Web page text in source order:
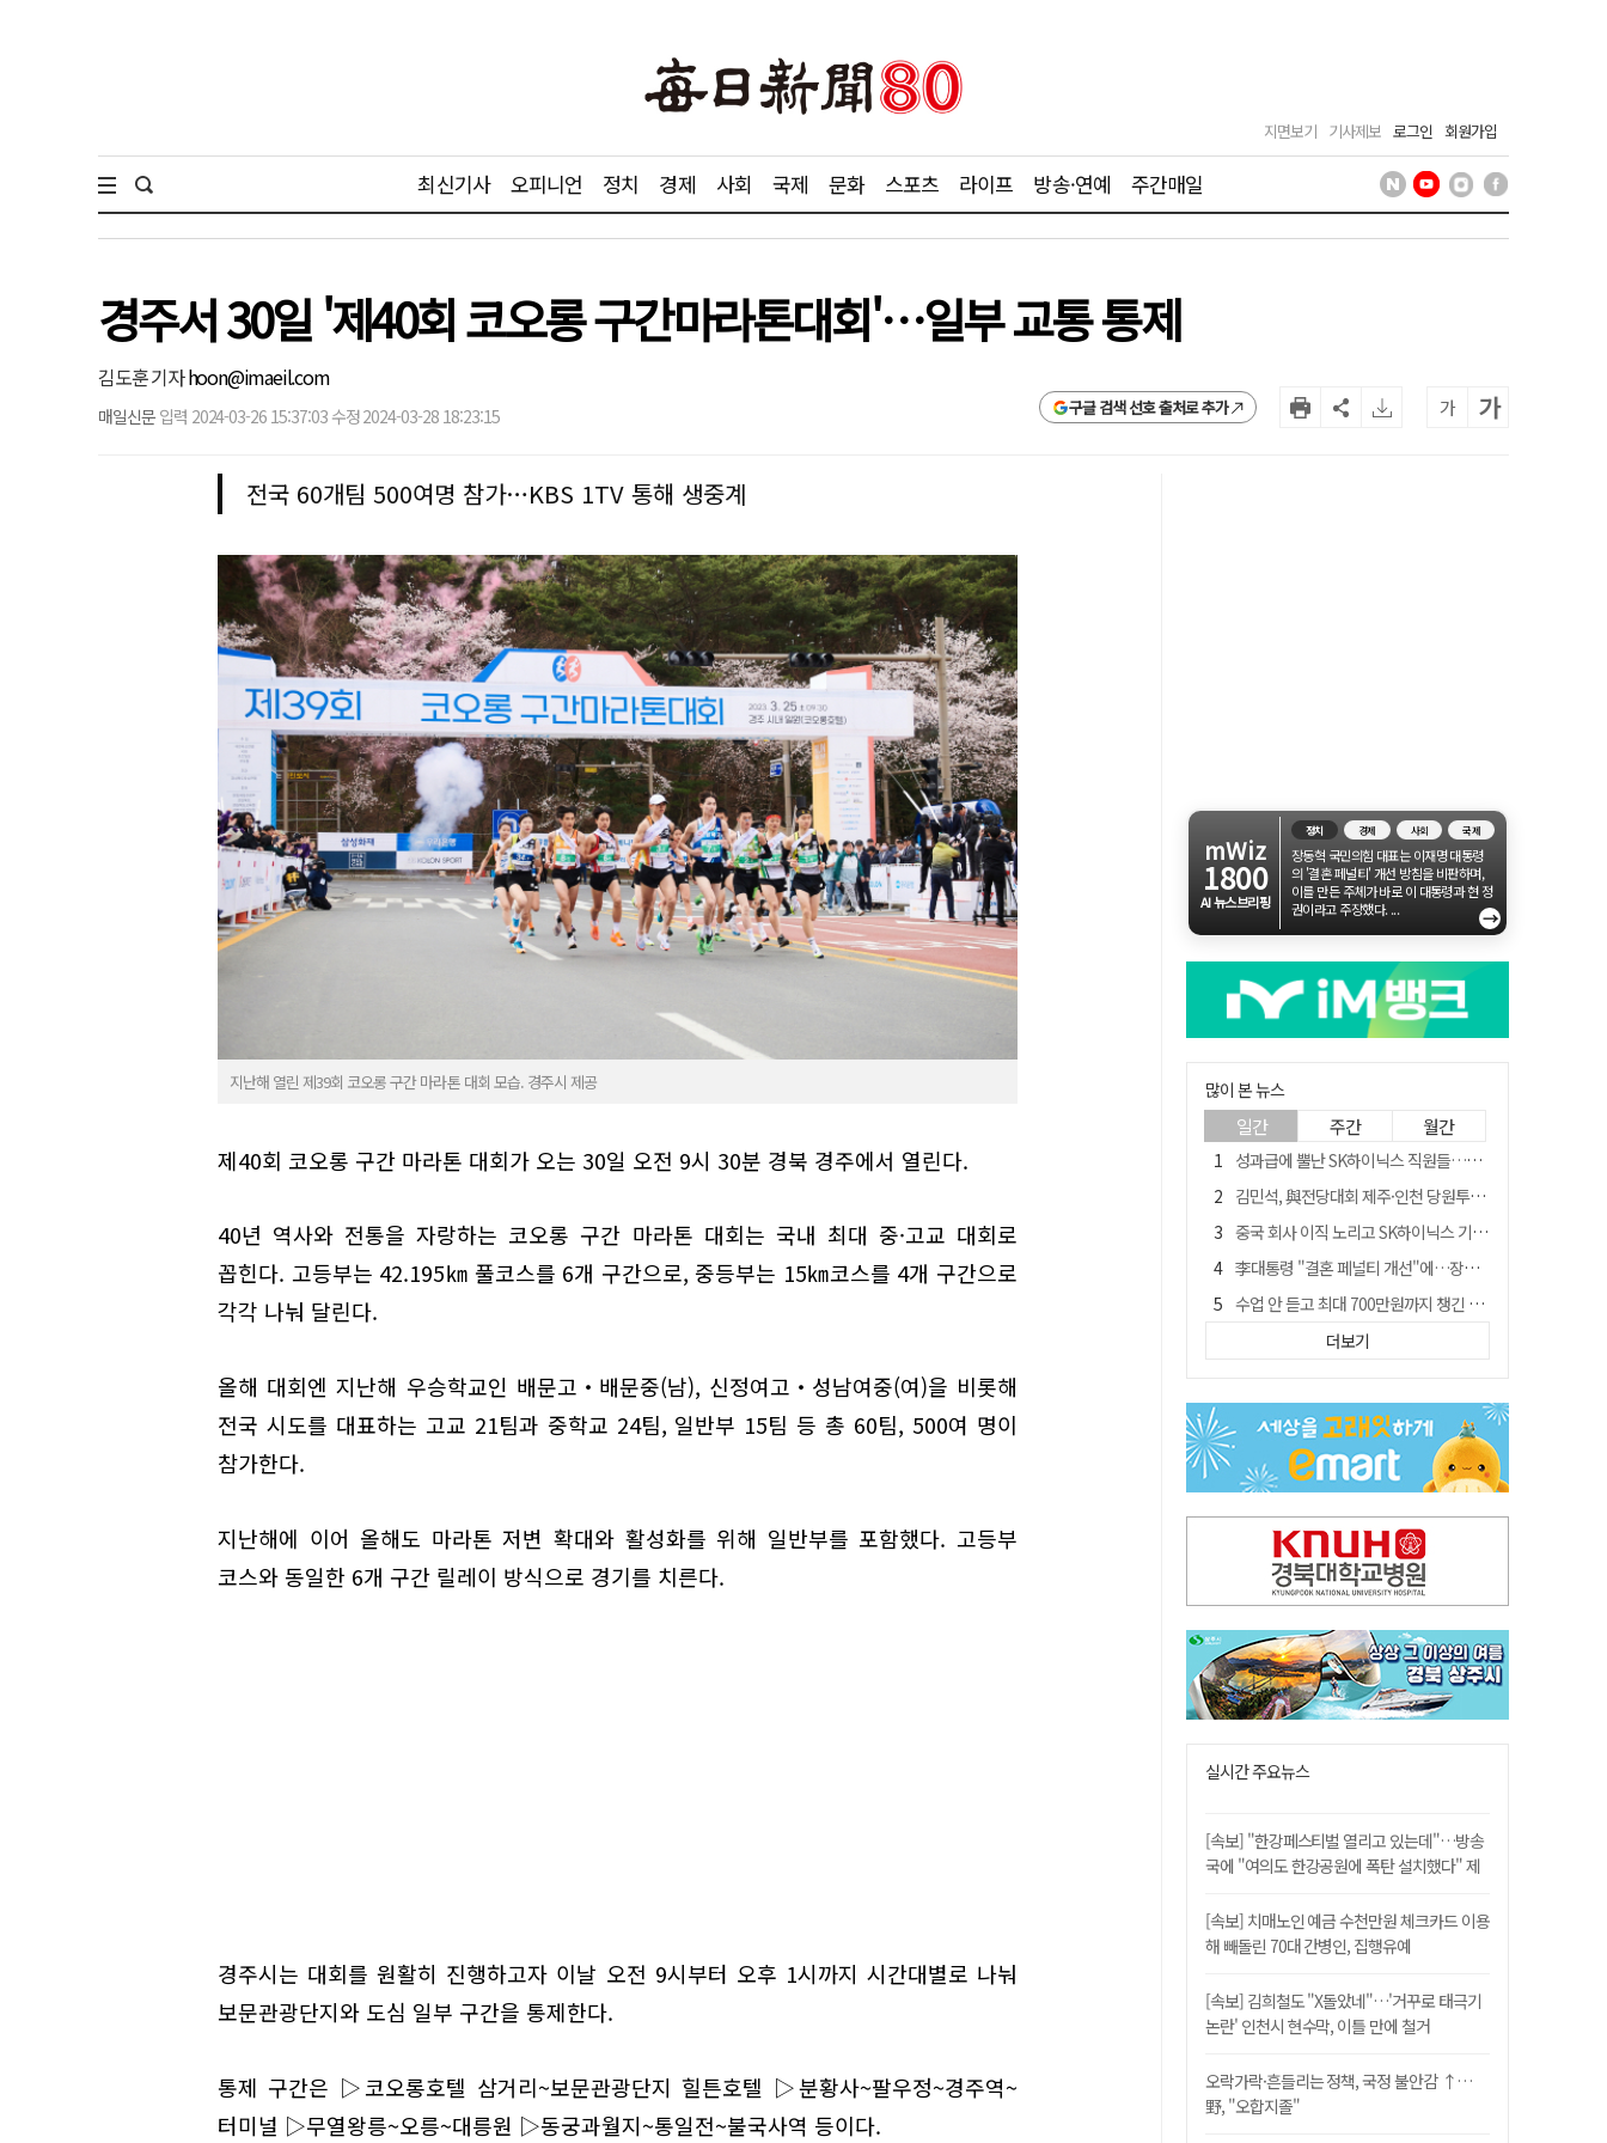
지면보기 기사제보 로그인 회원가입
최신기사 오피니언 정치 경제 사회 국제 문화 스포츠 라이프 방송·연예 주간매일
경주서 30일 '제40회 코오롱 구간마라톤대회'…일부 교통 통제
김도훈 기자hoon@imaeil.com
매일신문 입력 2024-03-26 15:37:03 수정 2024-03-28 18:23:15 구글 검색 선호 출처로 추가 가 가
전국 60개팀 500여명 참가…KBS 1TV 통해 생중계
지난해 열린 제39회 코오롱 구간 마라톤 대회 모습. 경주시 제공
제40회 코오롱 구간 마라톤 대회가 오는 30일 오전 9시 30분 경북 경주에서 열린다.
40년 역사와 전통을 자랑하는 코오롱 구간 마라톤 대회는 국내 최대 중·고교 대회로
꼽힌다. 고등부는 42.195㎞ 풀코스를 6개 구간으로, 중등부는 15㎞코스를 4개 구간으로
각각 나눠 달린다.
올해 대회엔 지난해 우승학교인 배문고‧배문중(남), 신정여고‧성남여중(여)을 비롯해
전국 시도를 대표하는 고교 21팀과 중학교 24팀, 일반부 15팀 등 총 60팀, 500여 명이
참가한다.
지난해에 이어 올해도 마라톤 저변 확대와 활성화를 위해 일반부를 포함했다. 고등부
코스와 동일한 6개 구간 릴레이 방식으로 경기를 치른다.
경주시는 대회를 원활히 진행하고자 이날 오전 9시부터 오후 1시까지 시간대별로 나눠
보문관광단지와 도심 일부 구간을 통제한다.
통제 구간은 ▷코오롱호텔 삼거리~보문관광단지 힐튼호텔 ▷분황사~팔우정~경주역~
터미널 ▷무열왕릉~오릉~대릉원 ▷동궁과월지~통일전~불국사역 등이다.
mWiz
1800
AI 뉴스브리핑
정치 경제 사회 국제
장동혁 국민의힘 대표는 이재명 대통령
의 '결혼 페널티' 개선 방침을 비판하며,
이를 만든 주체가 바로 이 대통령과 현 정
권이라고 주장했다. ...
→
많이 본 뉴스
일간 주간 월간
성과급에 뿔난 SK하이닉스 직원들…3500명 모여 '새 노조' 만든다
김민석, 與전당대회 제주·인천 당원투표서 승리…누적 득표는 '초박빙'
중국 회사 이직 노리고 SK하이닉스 기밀 빼돌려…결국 실형
李대통령 "결혼 페널티 개선"에…장동혁 "그 페널티 만든 게 이 정권"
수업 안 듣고 최대 700만원까지 챙긴 포항 A대학 '유령 선수' 등 19명 무더기 송치
트럼프 만난 손현보 목사…"현재 자유대한민국 여러 면에서 어려움"
경북 칠곡시니어클럽 커피앤솝 사업단…자개소품 만들기 문화체험 운영
"아버지 외출한 사이"…흉기로 40대母 살해한 고교 자퇴생, 구속 기로에
신축 줄고 리모델링 뜨자…건설업계, 로봇·모듈러로 방향 튼다
더보기
실시간 주요뉴스
[속보] "한강페스티벌 열리고 있는데"…방송
국에 "여의도 한강공원에 폭탄 설치했다" 제
[속보] 치매노인 예금 수천만원 체크카드 이용
해 빼돌린 70대 간병인, 집행유예
[속보] 김희철도 "X돌았네"…'거꾸로 태극기
논란' 인천시 현수막, 이틀 만에 철거
오락가락·흔들리는 정책, 국정 불안감 ↑…
野, "오합지졸"